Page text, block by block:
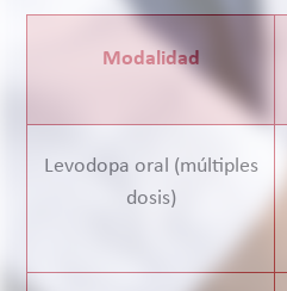
Modalidad
Levodopa oral (múltiples
dosis)